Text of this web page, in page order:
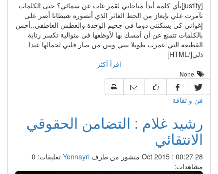
[justify]بأي كلمة أبدأ مناجاتي لقمر غاب عن سمائي؟ حتى الكلمات
تآمرت علي بإيعاز من الحظ العاثر الذي أتصوره شيطانا أصر على
إغوائي كي يسكنني دوما في جحيم الوحدة والعطش العاطفي..أحس
بالكلمات تتمنع عن أن أمسك بها لأوظفها في متوالية تكسر رتابة
القطيعة التي عمرت طويلا بيني وبين من صار قلبي لجمالها عبدا
ذلي[/HTML]
اقرأ أكثر
None
فن و ثقافة
رشيد غلام : التضامن الحقوقي
الانتقائي
منشور من طرفYennayri تعليقات: 0
مشاهدات: